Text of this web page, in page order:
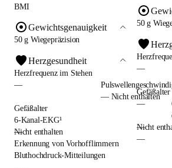
BMI
Gewichtsgenauigkeit
50 g Wiegepräzision
Herzgesundheit
Herzfrequenz im Stehen
—
— Nicht enthalten
Gefäßalter
6-Kanal-EKG¹
—
Nicht enthalten
Erkennung von Vorhofflimmern
Bluthochdruck-Mitteilungen
50 g
—
Gefäßalter
—
—
Nicht
—